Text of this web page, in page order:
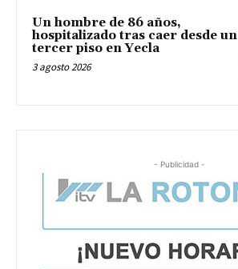
Un hombre de 86 años,
hospitalizado tras caer desde un
tercer piso en Yecla
3 agosto 2026
- Publicidad -